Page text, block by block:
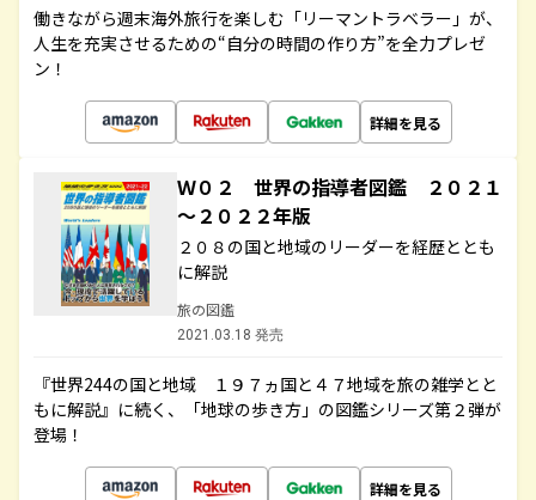
働きながら週末海外旅行を楽しむ「リーマントラベラー」が、
人生を充実させるための“自分の時間の作り方”を全力プレゼ
ン！
詳細を見る
Ｗ０２ 世界の指導者図鑑 ２０２１
～２０２２年版
２０８の国と地域のリーダーを経歴ととも
に解説
旅の図鑑
2021.03.18 発売
『世界244の国と地域 １９７ヵ国と４７地域を旅の雑学とと
もに解説』に続く、「地球の歩き方」の図鑑シリーズ第２弾が
登場！
詳細を見る